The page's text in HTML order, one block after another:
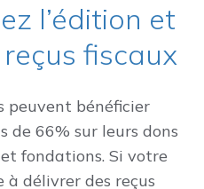
l’édition et
reçus fiscaux
peuvent bénéficier
de 66% sur leurs dons
fondations. Si votre
délivrer des reçus